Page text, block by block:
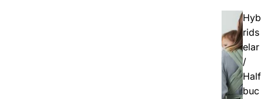
Hyb
rids
elar
/
Half
buc